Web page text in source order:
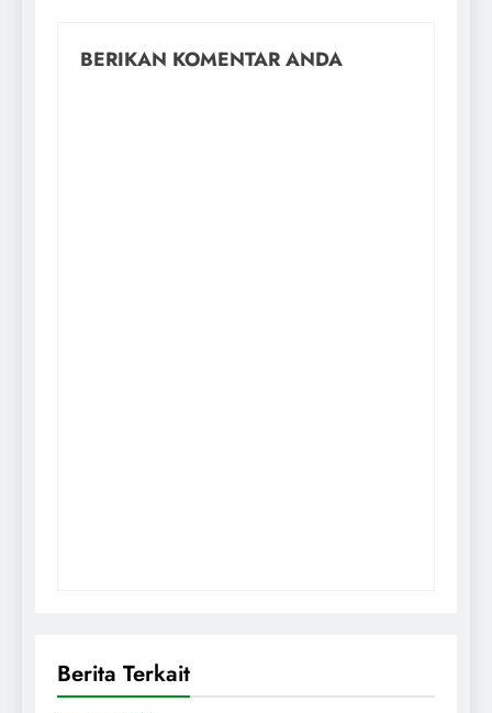
BERIKAN KOMENTAR ANDA
Berita Terkait